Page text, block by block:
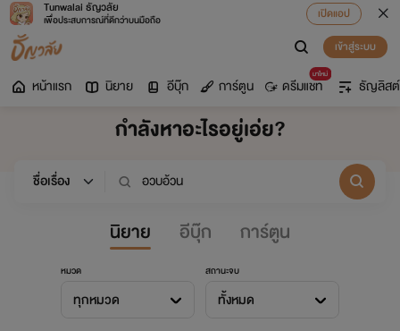
Tunwalai ธัญวลัย
เพื่อประสบการณ์ที่ดีกว่าบนมือถือ
เปิดแอป
เข้าสู่ระบบ
หน้าแรก นิยาย อีบุ๊ก การ์ตูน
มาใหม่
ดรีมแชท ธัญลิสต์
กำลังหาอะไรอยู่เอ่ย?
นิยาย อีบุ๊ก การ์ตูน
หมวด
ทุกหมวด
สถานะจบ
ทั้งหมด